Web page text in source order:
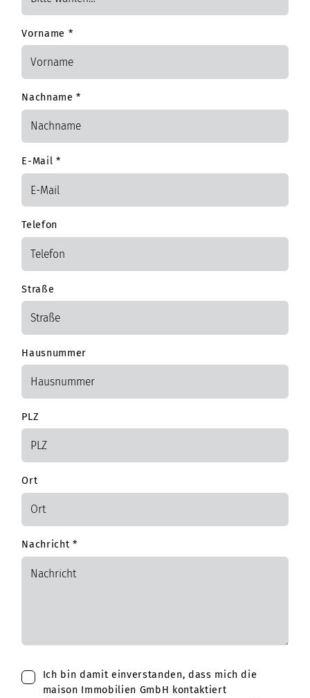
Vorname *
Nachname*
E-Mail *
Telefon
Straße
Hausnummer
PLZ
Ort
Nachricht *
Ich bin damit einverstanden, dass mich die
maison Immobilien GmbH kontaktiert